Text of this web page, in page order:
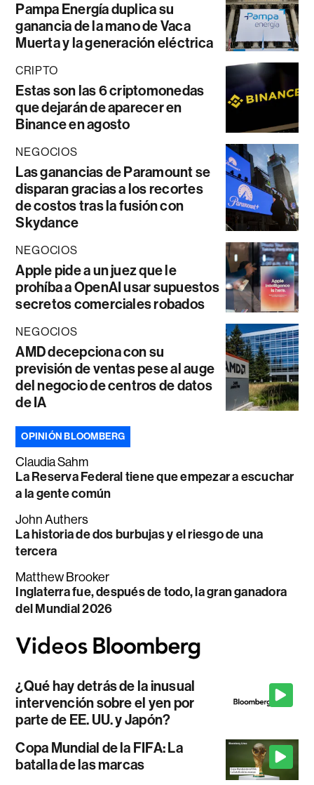
Pampa Energía duplica su
ganancia de la mano de Vaca
Muerta y la generación eléctrica
CRIPTO
Estas son las 6 criptomonedas
que dejarán de aparecer en
Binance en agosto
NEGOCIOS
Las ganancias de Paramount se
disparan gracias a los recortes
de costos tras la fusión con
Skydance
NEGOCIOS
Apple pide a un juez que le
prohíba a OpenAI usar supuestos
secretos comerciales robados
NEGOCIOS
AMD decepciona con su
previsión de ventas pese al auge
del negocio de centros de datos
de IA
OPINIÓN BLOOMBERG
Claudia Sahm
La Reserva Federal tiene que empezar a escuchar
a la gente común
John Authers
La historia de dos burbujas y el riesgo de una
tercera
Matthew Brooker
Inglaterra fue, después de todo, la gran ganadora
del Mundial 2026
¿Qué hay detrás de la inusual
intervención sobre el yen por
parte de EE. UU. y Japón?
Copa Mundial de la FIFA: La
batalla de las marcas